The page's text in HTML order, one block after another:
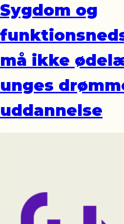
Sygdom og
må ikke
unges
uddannelse